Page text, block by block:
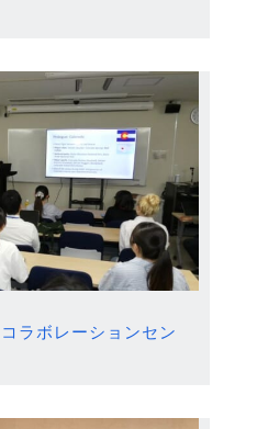
ラボレーションセン